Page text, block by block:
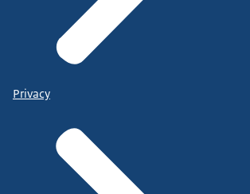
Privacy